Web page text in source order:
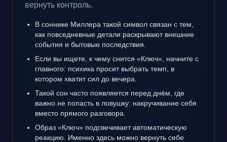
вернуть контроль.
В соннике Миллера такой символ связан с тем,
как повседневные детали раскрывают внешние
события и бытовые последствия.
Если вы ищете, к чему снится «Ключ», начните с
главного: психика просит выбрать темп, в
котором хватит сил до вечера.
Такой сон часто появляется перед днём, где
важно не попасть в ловушку: накручивание себя
вместо прямого разговора.
Образ «Ключ» подсвечивает автоматическую
реакцию. Именно здесь можно вернуть себе